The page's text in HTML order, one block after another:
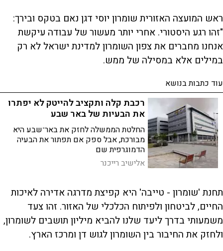
ראש המועצה האזורית שומרון יוסי דגן נאם בטקס ובירך:
"זהו רגע היסטורי. אחרי יותר מעשור של עבודה עיקשת
אנחנו מחברים את צפון השומרון למדינת ישראל לא רק
במילים אלא במסילה של ממש.
עוד כתבות בנושא
רכבת קלה ותקציב להייטק לא יפתרו
את הבעיות של באר שבע
החלטת הממשלה לחזק את באר־שבע היא
מבורכת, אבל ספק אם תפתור את הבעיה
הדמוגרפית שם
אלישיב רייכנר
תחנת 'שומרון - טייבה' היא קפיצת מדרגה אדירה לאיכות
החיים, לביטחון ולפיתוח הכלכלי של האזור. זהו צעד
משמעותי בדרך ליעד שלנו להביא מיליון תושבים לשומרון,
ולחזק את החיבור בין השומרון לגוש דן ומרכז הארץ.